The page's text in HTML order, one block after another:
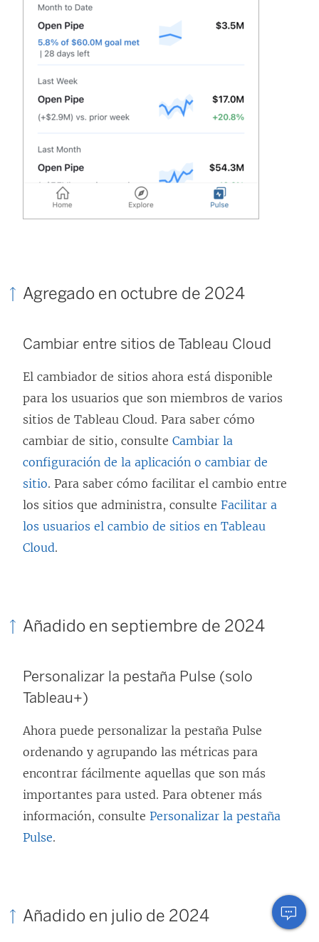
Agregado en octubre de 2024
Cambiar entre sitios de Tableau Cloud
El cambiador de sitios ahora está disponible
para los usuarios que son miembros de varios
sitios de Tableau Cloud. Para saber cómo
cambiar de sitio, consulte Cambiar la
configuración de la aplicación o cambiar de
sitio. Para saber cómo facilitar el cambio entre
los sitios que administra, consulte Facilitar a
los usuarios el cambio de sitios en Tableau
Cloud.
Añadido en septiembre de 2024
Personalizar la pestaña Pulse (solo
Tableau+)
Ahora puede personalizar la pestaña Pulse
ordenando y agrupando las métricas para
encontrar fácilmente aquellas que son más
importantes para usted. Para obtener más
información, consulte Personalizar la pestaña
Pulse.
Añadido en julio de 2024